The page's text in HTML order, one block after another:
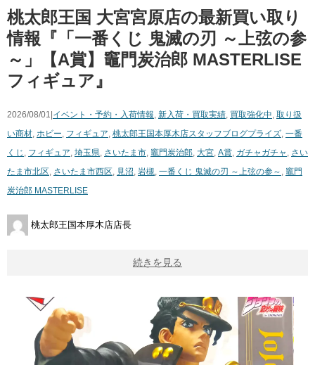
桃太郎王国 大宮宮原店の最新買い取り
情報『「一番くじ 鬼滅の刃 ～上弦の参
～」【A賞】竈門炭治郎 MASTERLISE
フィギュア』
2026/08/01| イベント・予約・入荷情報, 新入荷・買取実績, 買取強化中, 取り扱
い商材, ホビー, フィギュア, 桃太郎王国本厚木店スタッフブログプライズ, 一番
くじ , フィギュア, 埼玉県, さいたま市, 竈門炭治郎, 大宮, A賞, ガチャガチャ , さい
たま市北区, さいたま市西区, 見沼, 岩槻, 一番くじ 鬼滅の刃 ～上弦の参～ , 竈門
炭治郎 MASTERLISE
桃太郎王国本厚木店店長
続きを見る